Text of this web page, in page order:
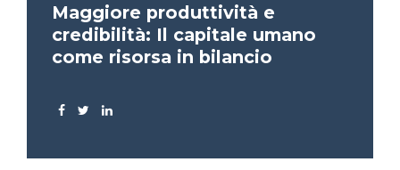
Maggiore produttività e
credibilità: Il capitale umano
come risorsa in bilancio